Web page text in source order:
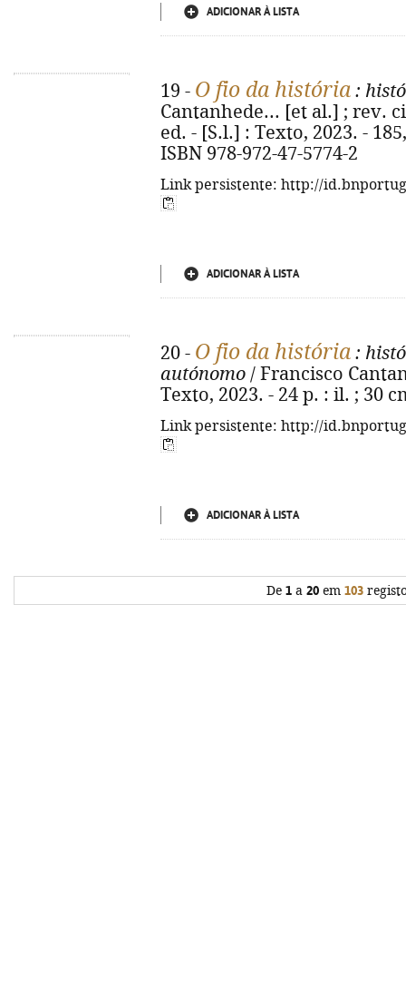
ADICIONAR À LISTA
19 - O fio da história :
Cantanhede... [et al.] ; rev.
ed. - [S.l.] : Texto, 2023. -
ISBN 978-972-47-5774-2
Link persistente: http://
ADICIONAR À LISTA
20 - O fio da história :
autónomo / Francisco
Texto, 2023. - 24 p. : il. ; 30
Link persistente: http://
ADICIONAR À LISTA
De 1 a 20 em 103